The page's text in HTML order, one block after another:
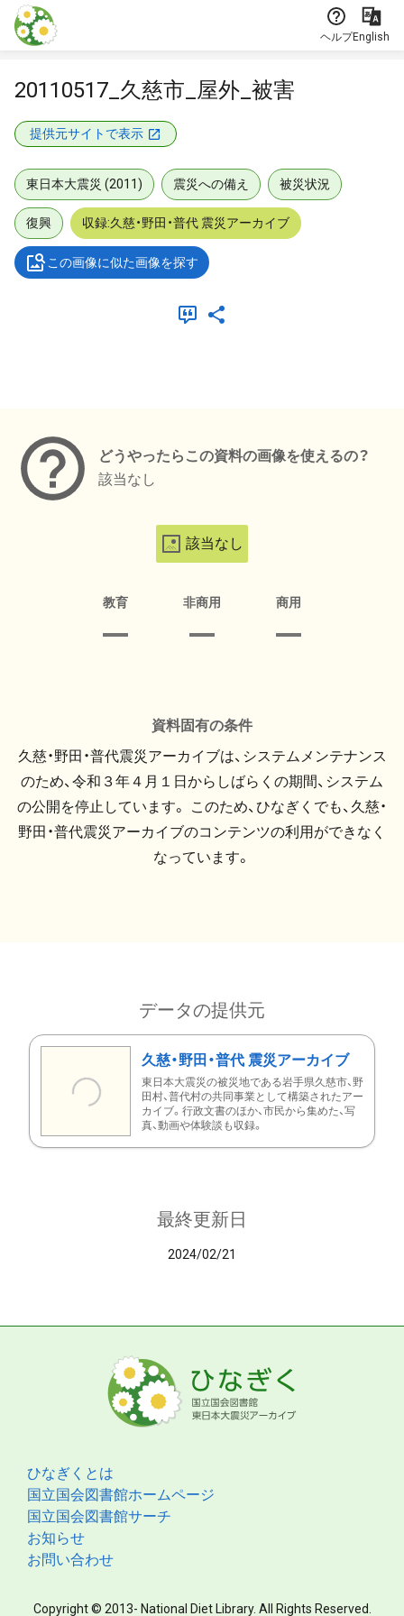
本文に飛ぶ
ヘルプEnglish
20110517_久慈市_屋外_被害
提供元サイトで表示
東日本大震災 (2011) 震災への備え 被災状況
復興 収録:久慈・野田・普代 震災アーカイブ
この画像に似た画像を探す
どうやったらこの資料の画像を使えるの？
該当なし
該当なし
教育 非商用 商用
資料固有の条件
久慈・野田・普代震災アーカイブは、システムメンテナンス
のため、令和３年４月１日からしばらくの期間、システム
の公開を停止しています。 このため、ひなぎくでも、久慈・
野田・普代震災アーカイブのコンテンツの利用ができなく
なっています。
データの提供元
久慈・野田・普代 震災アーカイブ
東日本大震災の被災地である岩手県久慈市、野
田村、普代村の共同事業として構築されたアー
カイブ。行政文書のほか、市民から集めた、写
真、動画や体験談も収録。
最終更新日
2024/02/21
ひなぎくとは
国立国会図書館ホームページ
国立国会図書館サーチ
お知らせ
お問い合わせ
Copyright © 2013- National Diet Library. All Rights Reserved.